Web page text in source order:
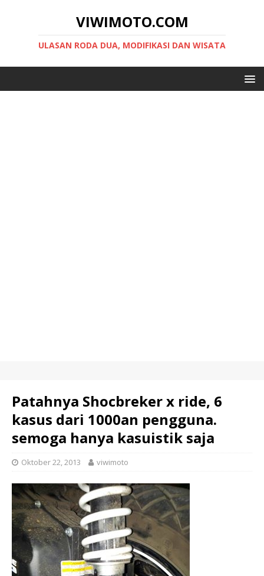
VIWIMOTO.COM
ULASAN RODA DUA, MODIFIKASI DAN WISATA
Patahnya Shocbreker x ride, 6
kasus dari 1000an pengguna.
semoga hanya kasuistik saja
Oktober 22, 2013 viwimoto